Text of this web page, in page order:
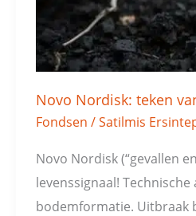
Novo Nordisk: teken
Fondsen /Satilmis
Novo Nordisk (“gevallen
levenssignaal!
bodemformatie. Uitbraak